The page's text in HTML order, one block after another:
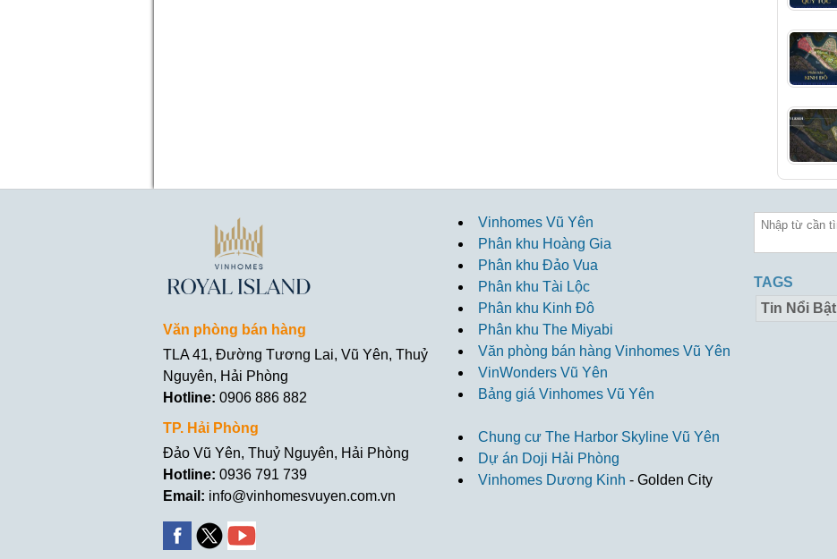
Văn phòng bán hàng
TLA 41, Đường Tương Lai, Vũ Yên, Thuỷ
Nguyên, Hải Phòng
Hotline: 0906 886 882
TP. Hải Phòng
Đảo Vũ Yên, Thuỷ Nguyên, Hải Phòng
Hotline: 0936 791 739
Email: info@vinhomesvuyen.com.vn
Vinhomes Vũ Yên
Phân khu Hoàng Gia
Phân khu Đảo Vua
Phân khu Tài Lộc
Phân khu Kinh Đô
Phân khu The Miyabi
Văn phòng bán hàng Vinhomes Vũ Yên
VinWonders Vũ Yên
Bảng giá Vinhomes Vũ Yên
Chung cư The Harbor Skyline Vũ Yên
Dự án Doji Hải Phòng
Vinhomes Dương Kinh - Golden City
TAGS
Tin Nổi Bật